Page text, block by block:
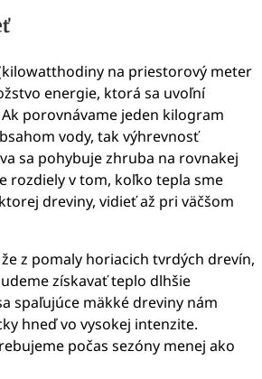
na priestorový meter
energie, ktorá sa uvoľní
porovnávame jeden kilogram
vody, tak výhrevnosť
sa pohybuje zhruba na rovnakej
rozdiely v tom, koľko tepla sme
dreviny, vidieť až pri väčšom
z pomaly horiacich tvrdých drevín,
získavať teplo dlhšie
spaľujúce mäkké dreviny nám
hneď vo vysokej intenzite.
počas sezóny menej ako